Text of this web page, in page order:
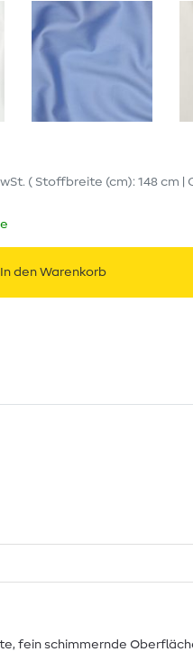
( Stoffbreite (cm): 148 cm |
In den Warenkorb
fein schimmernde